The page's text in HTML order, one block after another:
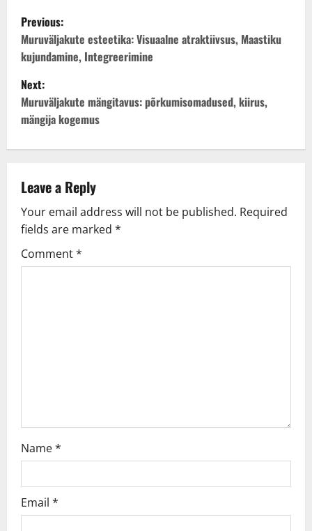
P
o
s
t
n
v
i
g
Previous:
Muruväljakute esteetika: Visuaalne atraktiivsus, Maastiku
kujundamine, Integreerimine
Next:
Muruväljakute mängitavus: põrkumisomadused, kiirus,
mängija kogemus
Leave a Reply
Your email address will not be published. Required
fields are marked *
Comment*
Name*
Email *